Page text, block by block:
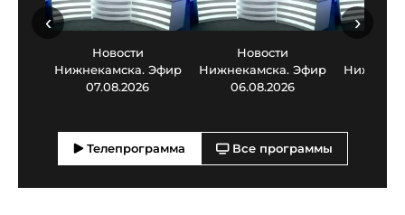
Новости
Нижнекамска. Эфир
07.08.2026
Новости
Нижнекамска. Эфир
06.08.2026
‹ ›
Телепрограмма Все программы